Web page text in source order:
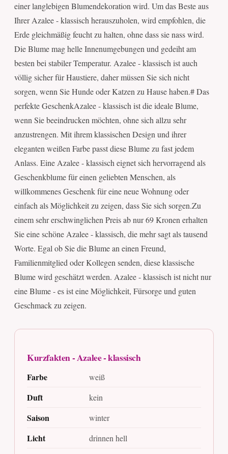
einer langlebigen Blumendekoration wird. Um das Beste aus
Ihrer Azalee - klassisch herauszuholen, wird empfohlen, die
Erde gleichmäßig feucht zu halten, ohne dass sie nass wird.
Die Blume mag helle Innenumgebungen und gedeiht am
besten bei stabiler Temperatur. Azalee - klassisch ist auch
völlig sicher für Haustiere, daher müssen Sie sich nicht
sorgen, wenn Sie Hunde oder Katzen zu Hause haben.# Das
perfekte GeschenkAzalee - klassisch ist die ideale Blume,
wenn Sie beeindrucken möchten, ohne sich allzu sehr
anzustrengen. Mit ihrem klassischen Design und ihrer
eleganten weißen Farbe passt diese Blume zu fast jedem
Anlass. Eine Azalee - klassisch eignet sich hervorragend als
Geschenkblume für einen geliebten Menschen, als
willkommenes Geschenk für eine neue Wohnung oder
einfach als Möglichkeit zu zeigen, dass Sie sich sorgen.Zu
einem sehr erschwinglichen Preis ab nur 69 Kronen erhalten
Sie eine schöne Azalee - klassisch, die mehr sagt als tausend
Worte. Egal ob Sie die Blume an einen Freund,
Familienmitglied oder Kollegen senden, diese klassische
Blume wird geschätzt werden. Azalee - klassisch ist nicht nur
eine Blume - es ist eine Möglichkeit, Fürsorge und guten
Geschmack zu zeigen.
Kurzfakten - Azalee - klassisch
Farbe weiß
Duft kein
Saison winter
Licht drinnen hell